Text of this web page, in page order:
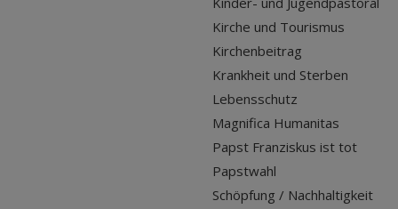
Kirche und Tourismus
Kirchenbeitrag
Krankheit und Sterben
Lebensschutz
Magnifica Humanitas
Papst Franziskus ist tot
Papstwahl
Schöpfung / Nachhaltigkeit